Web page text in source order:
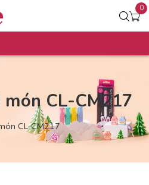
0
CL-CM217
CL-CM217